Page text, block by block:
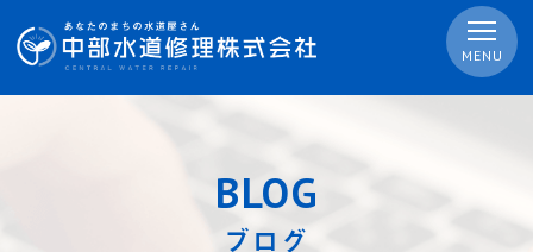
MENU
ブログ
BLOG